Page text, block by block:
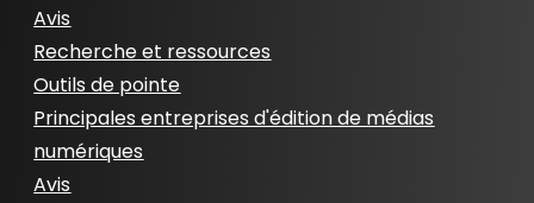
Avis
Recherche et ressources
Outils de pointe
Principales entreprises d'édition de médias
numériques
Avis